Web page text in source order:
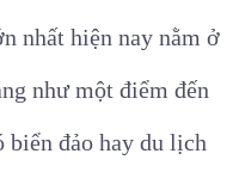
nhất hiện nay nằm ở
như một điểm đến
đảo hay du lịch